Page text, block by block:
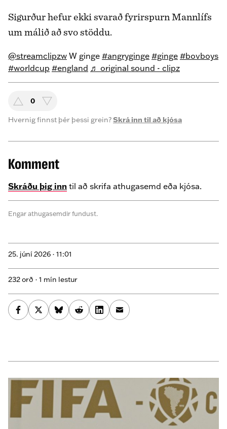
Sigurður hefur ekki svarað fyrirspurn Mannlífs
um málið að svo stöddu.
@streamclipzw W ginge #angryginge #ginge #bovboys
#worldcup #england ♬ original sound - clipz
0
Hvernig finnst þér þessi grein?Skrá inn til að kjósa
Komment
Skráðu þig inn til að skrifa athugasemd eða kjósa.
Engar athugasemdir fundust.
25. júní 2026 · 11:01
232 orð · 1 mín lestur